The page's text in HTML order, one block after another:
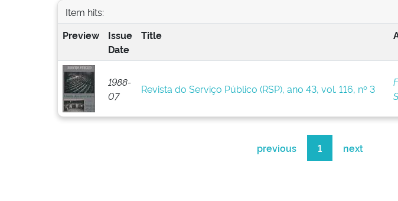
Item hits:
Preview
Issue
Date
Title
1988-
07
Revista do Serviço Público (RSP), ano 43, vol. 116, nº 3
previous 1 next